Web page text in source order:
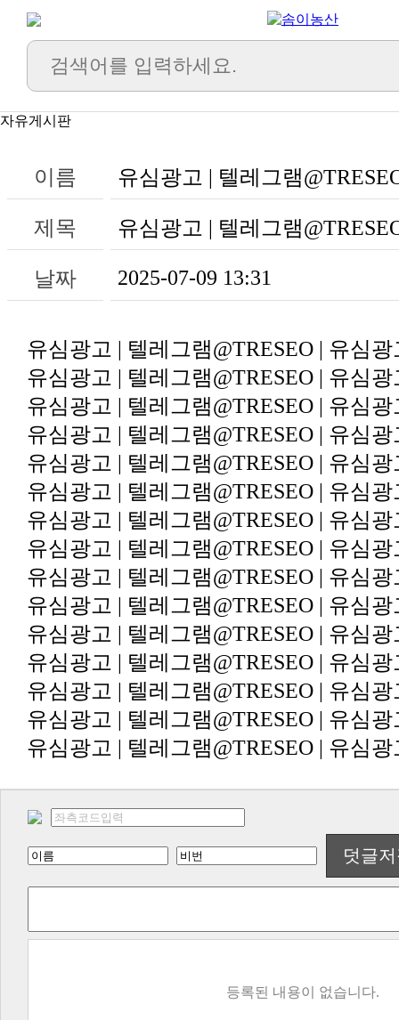
자유게시판
이름 유심광고 | 텔레그램
제목 유심광고 | 텔레그램
날짜 2025-07-09 13:31
유심광고 | 텔레그램@TRESEO | 유심광
유심광고 | 텔레그램@TRESEO | 유심광
유심광고 | 텔레그램@TRESEO | 유심광
유심광고 | 텔레그램@TRESEO | 유심광
유심광고 | 텔레그램@TRESEO | 유심광
유심광고 | 텔레그램@TRESEO | 유심광
유심광고 | 텔레그램@TRESEO | 유심광
유심광고 | 텔레그램@TRESEO | 유심광
유심광고 | 텔레그램@TRESEO | 유심광
유심광고 | 텔레그램@TRESEO | 유심광
유심광고 | 텔레그램@TRESEO | 유심광
유심광고 | 텔레그램@TRESEO | 유심광
유심광고 | 텔레그램@TRESEO | 유심광
유심광고 | 텔레그램@TRESEO | 유심광
유심광고 | 텔레그램@TRESEO | 유심광
덧글
등록된 내용이 없습니다.